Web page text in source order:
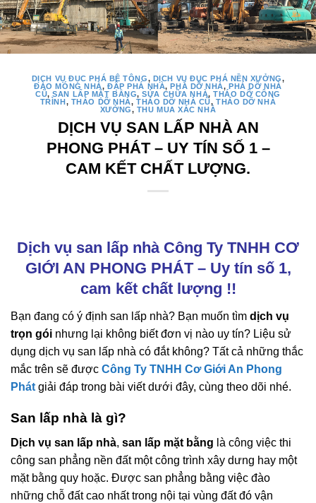
DỊCH VỤ ĐỤC PHÁ BÊ TÔNG, DỊCH VỤ ĐỤC PHÁ NỀN XƯỞNG,
ĐÀO MÓNG NHÀ,ĐẬP PHÁ NHÀ,PHÁ DỠ NHÀ,PHÁ DỠ NHÀ
CŨ,SAN LẤP MẶT BẰNG,SỬA CHỮA NHÀ,THÁO DỠ CÔNG
TRÌNH, THÁO DỠ NHÀ,THÁO DỠ NHÀ CŨ,THÁO DỠ NHÀ
XƯỞNG, THU MUA XÁC NHÀ
DỊCH VỤ SAN LẤP NHÀ AN
PHONG PHÁT – UY TÍN SỐ 1 –
CAM KẾT CHẤT LƯỢNG.
Dịch vụ san lấp nhà Công Ty TNHH CƠ
GIỚI AN PHONG PHÁT – Uy tín số 1,
cam kết chất lượng !!
Bạn đang có ý định san lấp nhà? Bạn muốn tìm dịch vụ
trọn gói nhưng lại không biết đơn vị nào uy tín? Liệu sử
dụng dịch vụ san lấp nhà có đắt không? Tất cả những thắc
mắc trên sẽ được Công Ty TNHH Cơ Giới An Phong
Phát giải đáp trong bài viết dưới đây, cùng theo dõi nhé.
San lấp nhà là gì?
Dịch vụ san lấp nhà, san lấp mặt bằng là công việc thi
công san phẳng nền đất một công trình xây dưng hay một
mặt bằng quy hoặc. Được san phẳng bằng việc đào
những chỗ đất cao nhất trong nội tại vùng đất đó vận